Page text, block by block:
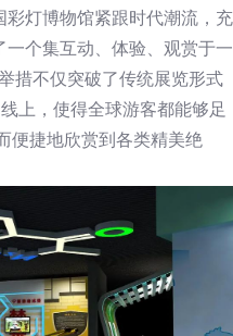
灯博物馆紧跟时代潮流，充
个集互动、体验、观赏于一
措不仅突破了传统展览形式
上，使得全球游客都能够足
便捷地欣赏到各类精美绝